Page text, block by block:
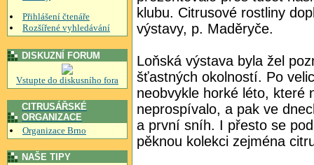
Přihlášení čtenáře
Rozšířené vyhledávání
DISKUZNÍ FORUM
Vstupte do diskusního fora
CITRUSÁŘSKÉ
ORGANIZACE
Organizace Brno
NAŠE TIPY
klubu. Citrusové rostliny
výstavy, p. Maděryče.
Loňská výstava byla žel
šťastných okolností. Po
neobvykle horké léto, které
neprospívalo, a pak ve
a první sníh. I přesto se
pěknou kolekci zejména